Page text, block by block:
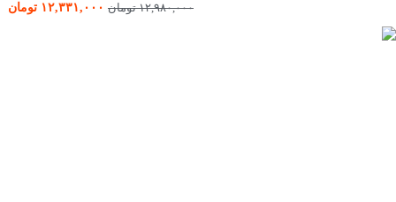
۱۲,۹۸۰,۰۰۰ تومان ۱۲,۳۳۱,۰۰۰ تومان